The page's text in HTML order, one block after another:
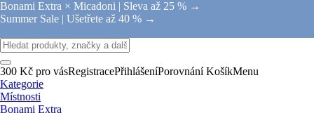
Bonami Extra × Micadoni | Sleva až 25 % →
Summer Sale | Ušetřete až 40 % →
300 Kč pro vásRegistracePřihlášeníPorovnání KošíkMenu
Kategorie
Místnosti
Bonami Extra